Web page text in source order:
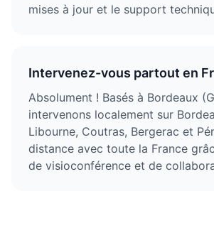
mises à jour et le support
Intervenez-vous partout en
Absolument ! Basés à Bordeaux
intervenons localement sur
Libourne, Coutras, Bergerac et
distance avec toute la France
de visioconférence et de